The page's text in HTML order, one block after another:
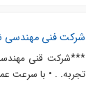
شرکت فنی مهندسی
***شرکت قنی
تجربه. . • با سرعت